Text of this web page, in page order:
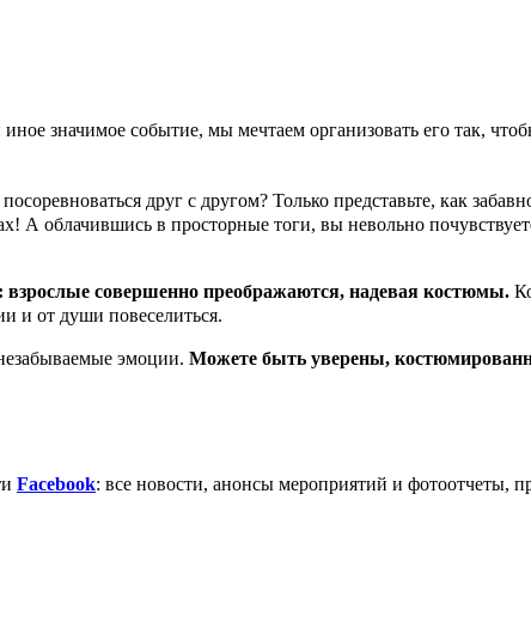
значимое событие, мы мечтаем организовать его так,
друг с другом? Только представьте, как
А облачившись в просторные тоги, вы невольно
совершенно преображаются, надевая костюмы.
и от души повеселиться.
эмоции. Можете быть уверены,
Facebook: все новости, анонсы мероприятий и фотоотчеты,